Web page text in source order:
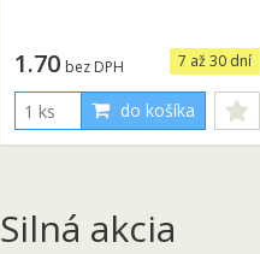
7 až 30 dní
1.70 bez DPH
do košíka
Silná akcia